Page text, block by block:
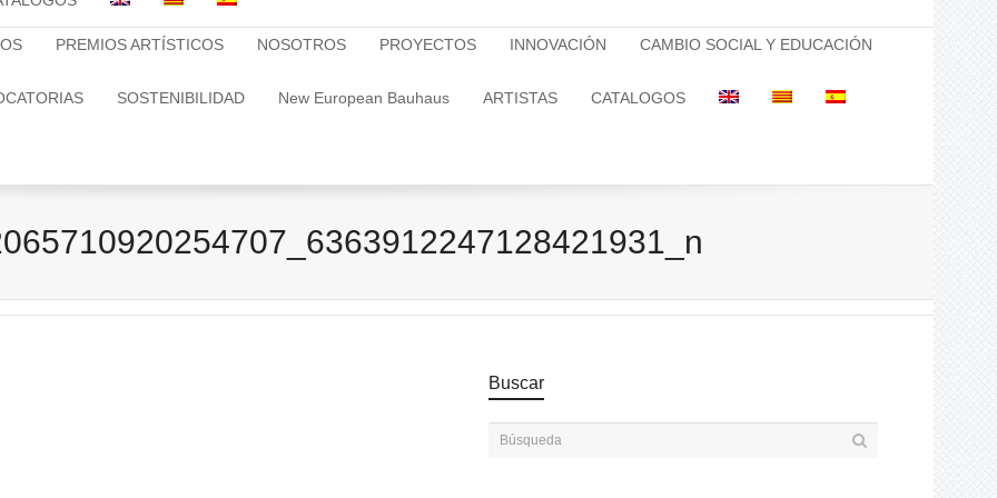
PREMIOS ARTÍSTICOS NOSOTROS PROYECTOS INNOVACIÓN CAMBIO SOCIAL Y EDUCACIÓN
SOSTENIBILIDAD New European Bauhaus ARTISTAS CATALOGOS
Buscar